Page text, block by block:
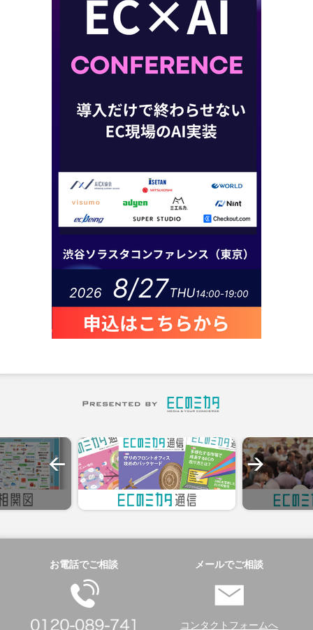
お電話でご相談 メールでご相談
コンタクトフォームへ